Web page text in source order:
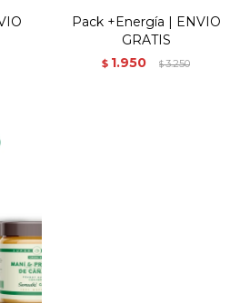
Pack +Energía | ENVIO
GRATIS
$ 1.950 $3.250